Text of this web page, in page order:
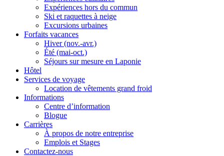
Expériences hors du commun
Ski et raquettes à neige
Excursions urbaines
Forfaits vacances
Hiver (nov.-avr.)
Été (mai-oct.)
Séjours sur mesure en Laponie
Hôtel
Services de voyage
Location de vêtements grand froid
Informations
Centre d’information
Blogue
Carrières
À propos de notre entreprise
Emplois et Stages
Contactez-nous